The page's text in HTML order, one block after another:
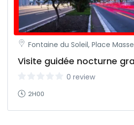
Fontaine du Soleil, Place
Visite guidée nocturne
0 review
2H00